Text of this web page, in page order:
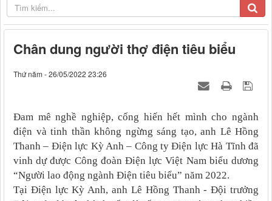
Chân dung người thợ điện tiêu biểu
Thứ năm - 26/05/2022 23:26
Đam mê nghề nghiệp, cống hiến hết mình cho ngành
điện và tinh thần không ngừng sáng tạo, anh Lê Hồng
Thanh – Điện lực Kỳ Anh – Công ty Điện lực Hà Tĩnh đã
vinh dự được Công đoàn Điện lực Việt Nam biểu dương
“Người lao động ngành Điện tiêu biểu” năm 2022.
Tại Điện lực Kỳ Anh, anh Lê Hồng Thanh - Đội trưởng